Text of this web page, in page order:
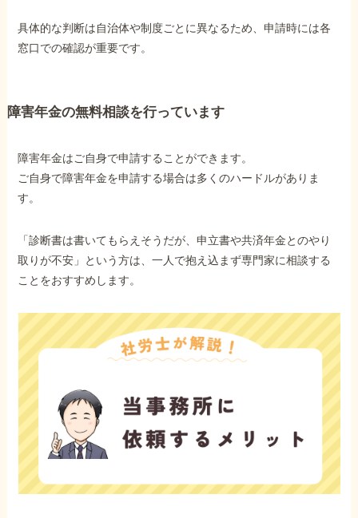
当事務所に
依頼する メリット
お電話でのお問い合わせ
089-907-3797
具体的な判断は自治体や制度ごとに異なるため、申請時には各
窓口での確認が重要です。
障害年金の無料相談を行っています
障害年金はご自身で申請することができます。
ご自身で障害年金を申請する場合は多くのハードルがありま
す。
「診断書は書いてもらえそうだが、申立書や共済年金とのやり
取りが不安」という方は、一人で抱え込まず専門家に相談する
ことをおすすめします。